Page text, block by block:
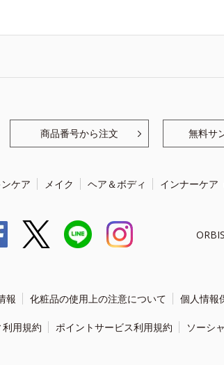
商品番号から注文 無料サ
ケア メイク ヘア＆ボディ インナーケア
報 化粧品の使用上の注意について 個人情報
用規約 ポイントサービス利用規約 ソーシ